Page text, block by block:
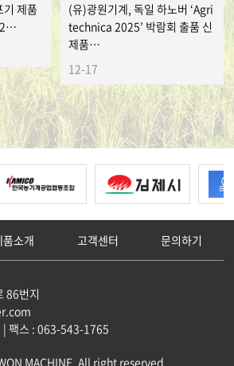
기 제품
2…
(유)광원기계, 독일 하노버 ‘Agri
technica 2025’ 박람회 출품 신
제품…
12-17
품소개 고객센터 문의하기
86번지
팩스 : 063-543-1765
MACHINE. All right reserved.